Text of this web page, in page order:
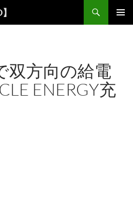
双方向の給電
ENERGY充